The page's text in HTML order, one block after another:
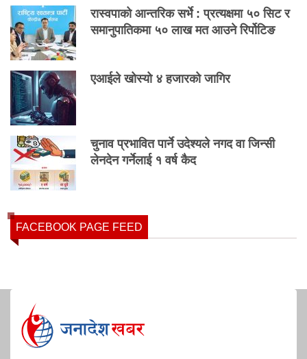
रास्वपाको आन्तरिक सर्भे : प्रत्यक्षमा ५० सिट र
समानुपातिकमा ५० लाख मत आउने रिर्पोटिङ
एआईले खोस्यो ४ हजारको जागिर
चुनाव प्रभावित पार्ने उदेश्यले नगद वा जिन्सी
लेनदेन गर्नेलाई १ वर्ष कैद
FACEBOOK PAGE FEED